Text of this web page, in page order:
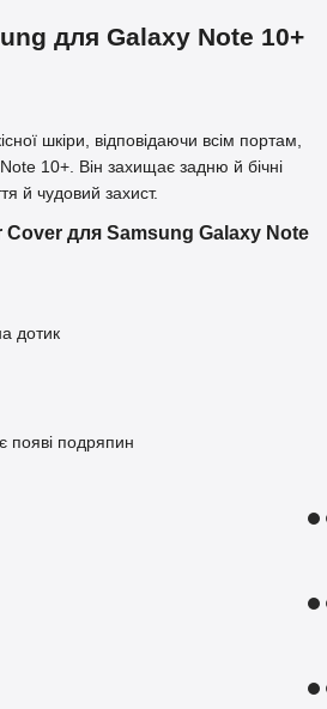
для Galaxy Note 10+
шкіри, відповідаючи всім портам,
10+. Він захищає задню й бічні
й чудовий захист.
для Samsung Galaxy Note
дотик
появі подряпин